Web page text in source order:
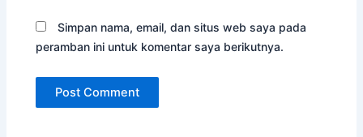
Simpan nama, email, dan situs web saya pada
peramban ini untuk komentar saya berikutnya.